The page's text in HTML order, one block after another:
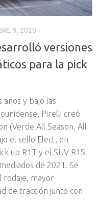
9, 2020
versiones
para la pick
años y bajo las
Pirelli creó
(Verde All Season, All
el sello Elect, en
up R1T y el SUV R1S
de 2021. Se
rodaje, mayor
de tracción junto con